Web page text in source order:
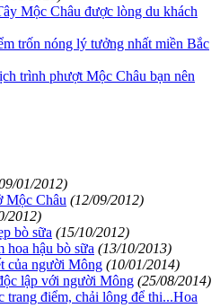
Mộc Châu được lòng du khách
trốn nóng lý tưởng nhất miền Bắc
trình phượt Mộc Châu bạn nên
01/2012)
Mộc Châu (12/09/2012)
2012)
bò sữa (15/10/2012)
hoa hậu bò sữa (13/10/2013)
của người Mông (10/01/2014)
lập với người Mông (25/08/2014)
trang điểm, chải lông để thi...Hoa